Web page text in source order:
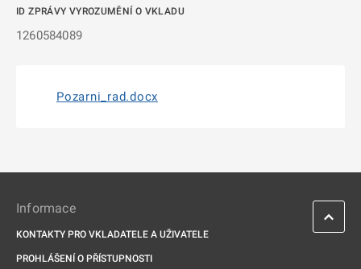
ID ZPRÁVY VYROZUMĚNÍ O VKLADU
1260584089
Pozarni_rad.docx
Informace
KONTAKTY PRO VKLADATELE A UŽIVATELE
PROHLÁŠENÍ O PŘÍSTUPNOSTI